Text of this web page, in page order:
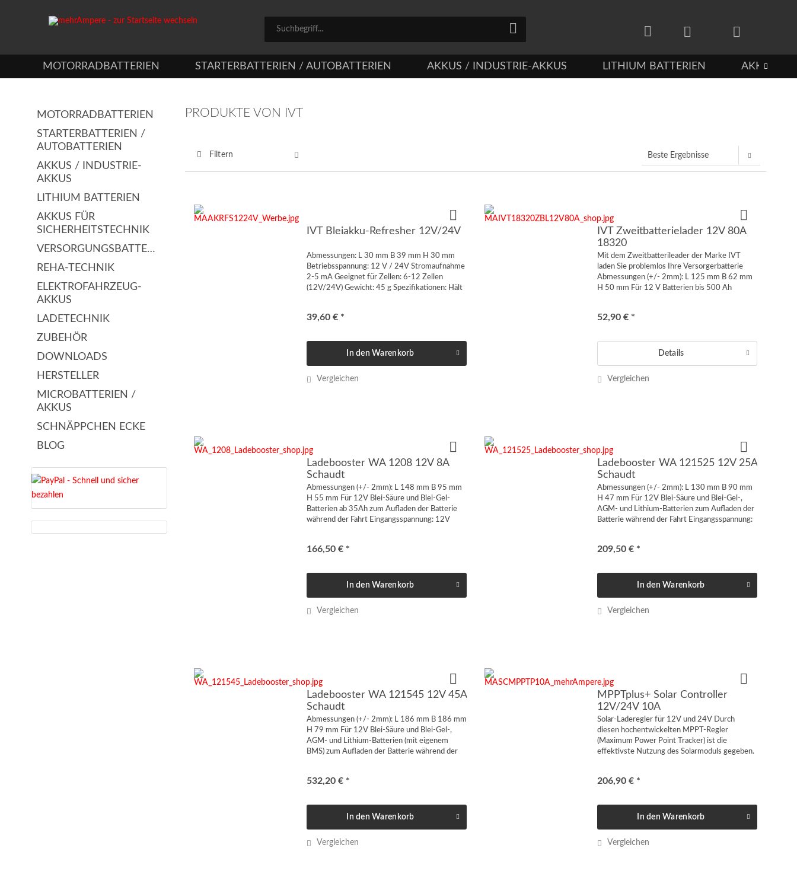
MOTORRADBATTERIEN STARTERBATTERIEN / AUTOBATTERIEN AKKUS / INDUSTRIE-AKKUS LITHIUM BATTERIEN AKKUS

MOTORRADBATTERIEN
STARTERBATTERIEN /
AUTOBATTERIEN
AKKUS / INDUSTRIE-
AKKUS
LITHIUM BATTERIEN
AKKUS FÜR
SICHERHEITSTECHNIK
VERSORGUNGSBATTERIEN
REHA-TECHNIK
ELEKTROFAHRZEUG-
AKKUS
LADETECHNIK
ZUBEHÖR
DOWNLOADS
HERSTELLER
MICROBATTERIEN /
AKKUS
SCHNÄPPCHEN ECKE
BLOG
PRODUKTE VON IVT
Filtern
IVT Bleiakku-Refresher 12V/24V
Abmessungen: L 30 mm B 39 mm H 30 mm
Betriebsspannung: 12 V / 24V Stromaufnahme
2-5 mA Geeignet für Zellen: 6-12 Zellen
(12V/24V) Gewicht: 45 g Spezifikationen: Hält
39,60 € *
In den Warenkorb
Vergleichen
IVT Zweitbatterielader 12V 80A
18320
Mit dem Zweitbatterileader der Marke IVT
laden Sie problemlos Ihre Versorgerbatterie
Abmessungen (+/- 2mm): L 125 mm B 62 mm
H 50 mm Für 12 V Batterien bis 500 Ah
52,90 € *
Details
Vergleichen
Ladebooster WA 1208 12V 8A
Schaudt
Abmessungen (+/- 2mm): L 148 mm B 95 mm
H 55 mm Für 12V Blei-Säure und Blei-Gel-
Batterien ab 35Ah zum Aufladen der Batterie
während der Fahrt Eingangsspannung: 12V
166,50 € *
In den Warenkorb
Vergleichen
Ladebooster WA 121525 12V 25A
Schaudt
Abmessungen (+/- 2mm): L 130 mm B 90 mm
H 47 mm Für 12V Blei-Säure und Blei-Gel-,
AGM- und Lithium-Batterien zum Aufladen der
Batterie während der Fahrt Eingangsspannung:
209,50 € *
In den Warenkorb
Vergleichen
Ladebooster WA 121545 12V 45A
Schaudt
Abmessungen (+/- 2mm): L 186 mm B 186 mm
H 79 mm Für 12V Blei-Säure und Blei-Gel-,
AGM- und Lithium-Batterien (mit eigenem
BMS) zum Aufladen der Batterie während der
532,20 € *
In den Warenkorb
Vergleichen
MPPTplus+ Solar Controller
12V/24V 10A
Solar-Laderegler für 12V und 24V Durch
diesen hochentwickelten MPPT-Regler
(Maximum Power Point Tracker) ist die
effektivste Nutzung des Solarmoduls gegeben.
206,90 € *
In den Warenkorb
Vergleichen